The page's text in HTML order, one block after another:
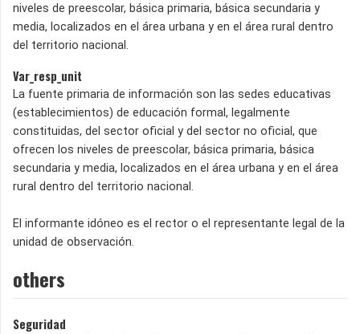
niveles de preescolar, básica primaria, básica secundaria y
media, localizados en el área urbana y en el área rural dentro
del territorio nacional.
Var_resp_unit
La fuente primaria de información son las sedes educativas
(establecimientos) de educación formal, legalmente
constituidas, del sector oficial y del sector no oficial, que
ofrecen los niveles de preescolar, básica primaria, básica
secundaria y media, localizados en el área urbana y en el área
rural dentro del territorio nacional.
El informante idóneo es el rector o el representante legal de la
unidad de observación.
others
Seguridad